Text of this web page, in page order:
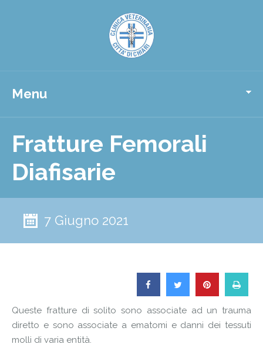
Menu
Fratture Femorali
Diafisarie
7 Giugno 2021
Queste fratture di solito sono associate ad un trauma
diretto e sono associate a ematomi e danni dei tessuti
molli di varia entità.